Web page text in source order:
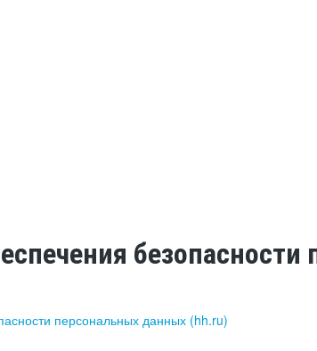
персональных данных (hh.ru)